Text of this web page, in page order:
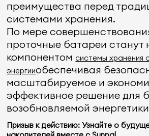
преимущества перед
системами хранения.
По мере
проточные батареи
компонентом системы хранения
энергииобеспечивая
масштабируемое и
эффективное решение для
возобновляемой
Призыв к действию: Узнайте о